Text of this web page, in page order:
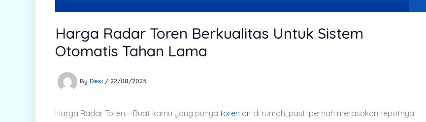
Harga Radar Toren Berkualitas Untuk Sistem
Otomatis Tahan Lama
By Desi / 22/08/2025
Harga Radar Toren – Buat kamu yang punya toren air di rumah, pasti pernah merasakan repotnya